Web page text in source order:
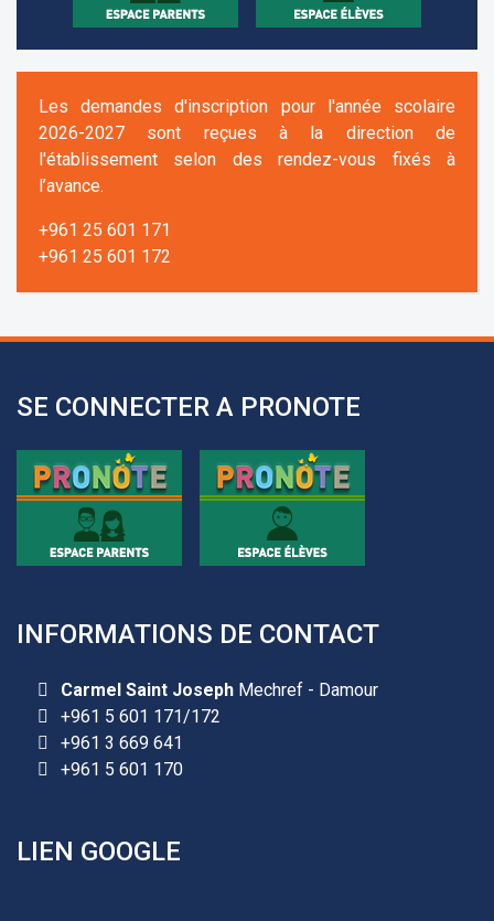
Les demandes d'inscription pour l'année scolaire
2026-2027 sont reçues à la direction de
l'établissement selon des rendez-vous fixés à
l’avance.
+961 25 601 171
+961 25 601 172
SE CONNECTER A PRONOTE
INFORMATIONS DE CONTACT
Carmel Saint Joseph Mechref - Damour
+961 5 601 171/172
+961 3 669 641
+961 5 601 170
LIEN GOOGLE